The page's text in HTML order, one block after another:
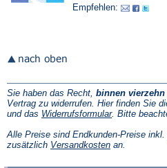
Empfehlen:
Sie haben das Recht, binnen vierzehn
Vertrag zu widerrufen. Hier finden Sie
und das Widerrufsformular(Öffnet
einem
neuen
. Bitte
Alle Preise sind Endkunden-Preise
zusätzlich Versandkosten(Öffnet
an.